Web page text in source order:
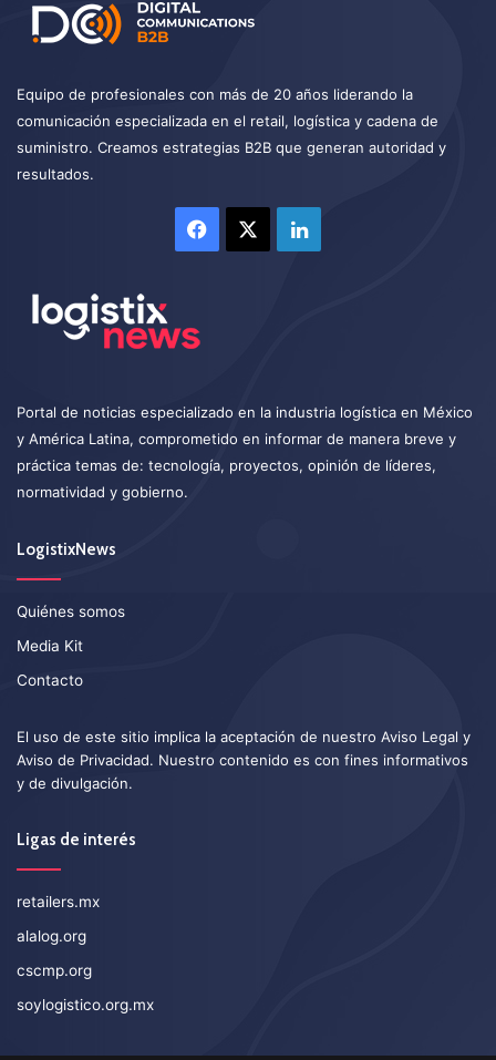
Equipo de profesionales con más de 20 años liderando la
comunicación especializada en el retail, logística y cadena de
suministro. Creamos estrategias B2B que generan autoridad y
resultados.
Facebook LinkedIn
Portal de noticias especializado en la industria logística en México
y América Latina, comprometido en informar de manera breve y
práctica temas de: tecnología, proyectos, opinión de líderes,
normatividad y gobierno.
LogistixNews
Quiénes somos
Media Kit
Contacto
El uso de este sitio implica la aceptación de nuestro Aviso Legal y
Aviso de Privacidad. Nuestro contenido es con fines informativos
y de divulgación.
Ligas de interés
retailers.mx
alalog.org
cscmp.org
soylogistico.org.mx